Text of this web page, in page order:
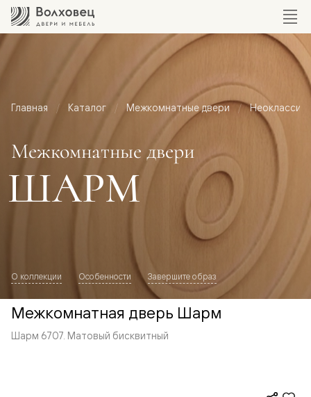
Главная Каталог Межкомнатные двери Неоклассика
Межкомнатные двери
ШАРМ
О коллекции Особенности Завершите образ
Межкомнатная дверь Шарм
Шарм 6707. Матовый бисквитный